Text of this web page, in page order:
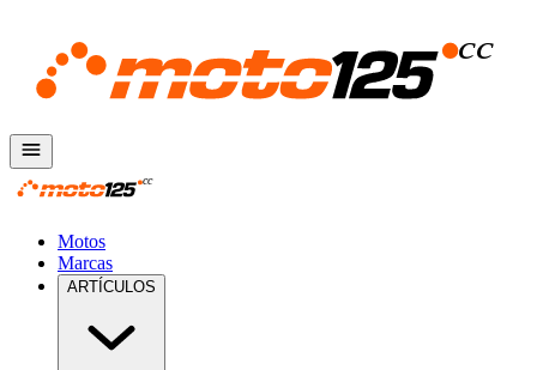
Motos
Marcas
ARTÍCULOS